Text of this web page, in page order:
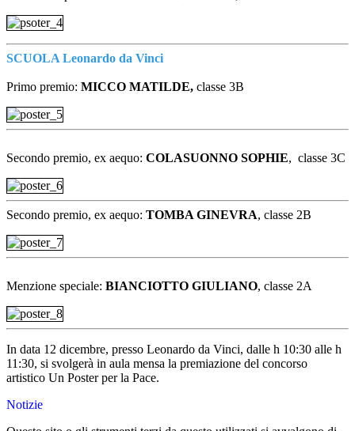
SCUOLA Leonardo da Vinci
Primo premio: MICCO MATILDE, classe 3B
Secondo premio, ex aequo: COLASUONNO SOPHIE, classe 3C
Secondo premio, ex aequo: TOMBA GINEVRA, classe 2B
Menzione speciale: BIANCIOTTO GIULIANO, classe 2A
In data 12 dicembre, presso Leonardo da Vinci, dalle h 10:30 alle h
11:30, si svolgerà in aula mensa la premiazione del concorso
artistico Un Poster per la Pace.
Notizie